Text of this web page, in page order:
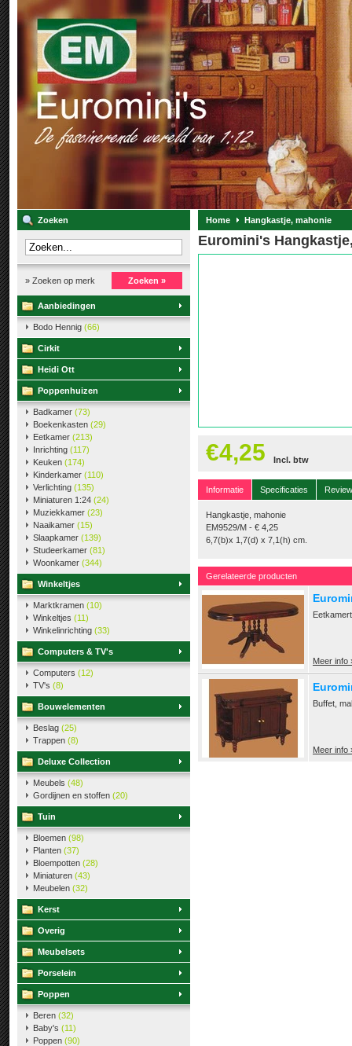
Zoeken
» Zoeken op merk Zoeken »
Aanbiedingen
Bodo Hennig (66)
Cirkit
Heidi Ott
Poppenhuizen
Badkamer (73)
Boekenkasten (29)
Eetkamer (213)
Inrichting (117)
Keuken (174)
Kinderkamer (110)
Verlichting (135)
Miniaturen 1:24 (24)
Muziekkamer (23)
Naaikamer (15)
Slaapkamer (139)
Studeerkamer (81)
Woonkamer (344)
Winkeltjes
Marktkramen (10)
Winkeltjes (11)
Winkelinrichting (33)
Computers & TV's
Computers (12)
TV's (8)
Bouwelementen
Beslag (25)
Trappen (8)
Deluxe Collection
Meubels (48)
Gordijnen en stoffen (20)
Tuin
Bloemen (98)
Planten (37)
Bloempotten (28)
Miniaturen (43)
Meubelen (32)
Kerst
Overig
Meubelsets
Porselein
Poppen
Beren (32)
Baby's (11)
Poppen (90)
Home Hangkastje, mahonie
Euromini's
€4,25 Incl. btw
Informatie Specificaties
Hangkastje, mahonie
EM9529/M - € 4,25
6,7(b)x 1,7(d) x 7,1(h) cm.
Gerelateerde producten
Meer info
Buffet,
Meer info